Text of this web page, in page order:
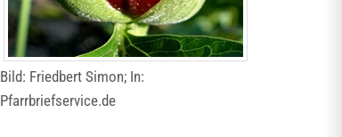
Bild: Friedbert Simon; In:
Pfarrbriefservice.de